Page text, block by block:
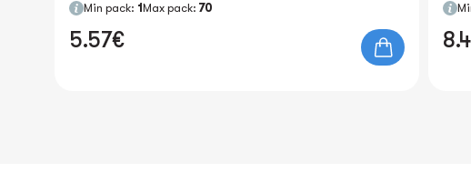
Min pack: 1Max pack: 70
5.57€